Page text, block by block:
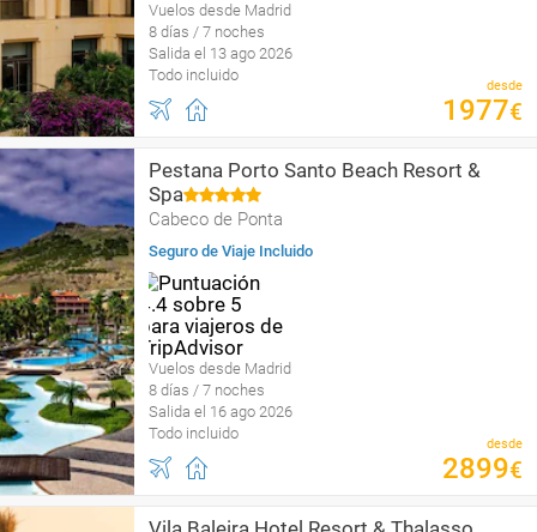
Vuelos desde Madrid
8 días / 7 noches
Salida el 13 ago 2026
Todo incluido
desde
1977€
Pestana Porto Santo Beach Resort &
Spa
Cabeco de Ponta
Seguro de Viaje Incluido
Vuelos desde Madrid
8 días / 7 noches
Salida el 16 ago 2026
Todo incluido
desde
2899€